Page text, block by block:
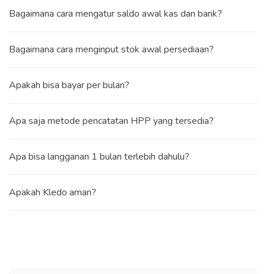
Bagaimana cara mengatur saldo awal kas dan bank?
Bagaimana cara menginput stok awal persediaan?
Apakah bisa bayar per bulan?
Apa saja metode pencatatan HPP yang tersedia?
Apa bisa langganan 1 bulan terlebih dahulu?
Apakah Kledo aman?